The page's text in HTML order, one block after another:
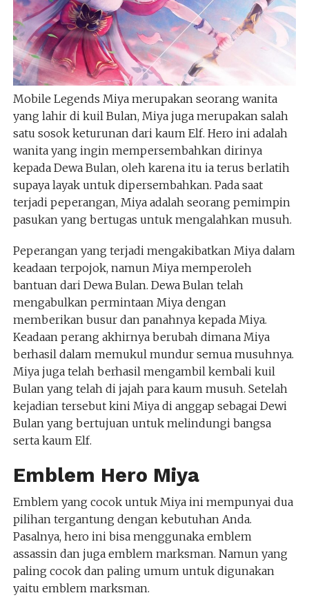
Mobile Legends Miya merupakan seorang wanita
yang lahir di kuil Bulan, Miya juga merupakan salah
satu sosok keturunan dari kaum Elf. Hero ini adalah
wanita yang ingin mempersembahkan dirinya
kepada Dewa Bulan, oleh karena itu ia terus berlatih
supaya layak untuk dipersembahkan. Pada saat
terjadi peperangan, Miya adalah seorang pemimpin
pasukan yang bertugas untuk mengalahkan musuh.
Peperangan yang terjadi mengakibatkan Miya dalam
keadaan terpojok, namun Miya memperoleh
bantuan dari Dewa Bulan. Dewa Bulan telah
mengabulkan permintaan Miya dengan
memberikan busur dan panahnya kepada Miya.
Keadaan perang akhirnya berubah dimana Miya
berhasil dalam memukul mundur semua musuhnya.
Miya juga telah berhasil mengambil kembali kuil
Bulan yang telah di jajah para kaum musuh. Setelah
kejadian tersebut kini Miya di anggap sebagai Dewi
Bulan yang bertujuan untuk melindungi bangsa
serta kaum Elf.
Emblem Hero Miya
Emblem yang cocok untuk Miya ini mempunyai dua
pilihan tergantung dengan kebutuhan Anda.
Pasalnya, hero ini bisa menggunaka emblem
assassin dan juga emblem marksman. Namun yang
paling cocok dan paling umum untuk digunakan
yaitu emblem marksman.